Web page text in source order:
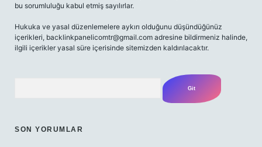
bu sorumluluğu kabul etmiş sayılırlar.
Hukuka ve yasal düzenlemelere aykırı olduğunu düşündüğünüz
içerikleri, backlinkpanelicomtr@gmail.com adresine bildirmeniz halinde,
ilgili içerikler yasal süre içerisinde sitemizden kaldırılacaktır.
SON YORUMLAR